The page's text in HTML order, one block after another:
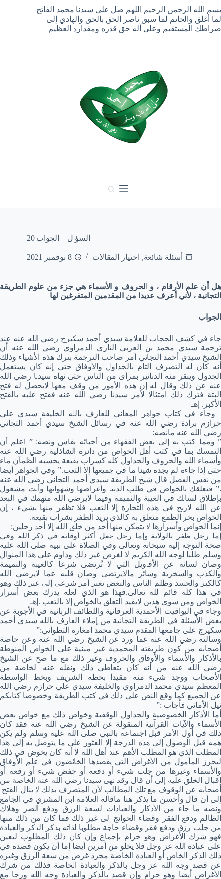
التجاوز
إلى
المحتوى
بسم الله الرحمن الرحيم اللهم صل على سيدنا محمد الفاتح
لما أغلق والخاتم لما سبق ناصر الحق بالحق والهادي إلى
صراطك المستقيم وعلى آله حق قدره ومقداره العظيم
السؤال – الجواب 20
أسئلة شائعة, اختيار المقالات 8 نوفمبر 2021
هل أن علم الأرقام ، و الحروف و الأسماء هي جزء من علوم الطريقة
التجانية ، لأني أعرف عديدا من المقدمين المتفرغين لها
الجواب
جاء في كشف الحجاب للعلامة سيدي أحمد سكيرج رضي الله عنه عند
ترجمة سيدي محمد بن العربي التازي الدمراوي رضي الله عنه أن
الشيخ سيدي أحمد التجاني أمر صاحب الترجمة بترك هذه الأشياء وذلك
أنه كان له التصرف التام بالجداول والأوفاق حتى إنه كان يستعمل
الجدول وينقر منه الدنانير بمرأى من الناس حتى نهاه سيدنا رضي الله
عنه عن ذلك وقال له إن هذه الأمور من وقف معها لايحصل له فتح
البتة فترك ذلك امتثالا لأمر سيدنا رضي الله عنه ففتح عليه بالفتح
الأكبر. إهـ
وجاء في كتاب جواهر المعاني للعارف بالله الخليفة سيدي علي
حرازم برادة رضي الله عنه في رسائل الشيخ سيدي أحمد التجاني
رضي الله عنه مانصه:
” ومما كتب به إلى بعض الفقهاء من أحبائه بفاس ونصه: ” اعلم أن
التمسك بما في كتب أهل الخواص من دائرة الشاذلية رضي الله عنه
وأسماء الله والحروف والجداول كله كسراب بقيعة يحسبه الظمآن ماء
حتى إذا جاءه لم يجده شيئا ما في جميعها إلا التعب.” وفي الجواهر أيضا
من نفس الفصل قال شيخ الطريقة سيدي أحمد التجاني رضي الله عنه
:” فتعلقك بالخواص في طلب الدنيا وأغراضها وشهواتها وأنت مشغول
بإطلاق لسانك في الغيبة والنميمة وفيما لايرضي الله منهمك في البعد
عن الله لاربح في هذه التجارة إلا التعب فلا تظفر منها بشيء ، إن
الخواص بحر الطمع متعلق به كالذي يريد الظفر بشراب بقيعة.
إنما الخواص وأسرارها لا يتمكن منها أحد من خلق الله إلا أحد رجلين:
إما رجل ظفر بالولاية وإما رجل جعل أكثر أوقاته في ذكر الله وفي
صحة التوجه إليه سبحانه وتعالى وفي الصلاة على نبيه صلى الله عليه
وسلم طلبا لوجه الله الكريم لا لغرض غير ذلك وداوم على هذا المنوال
وصان لسانه عن الأقاويل التي لا تُرتضى شرعا كالغيبة والنميمة
والكذب والسخرية وسائر مالايرتضى وصان قلبه عما لايرضي الله
كالكبر والحسد وظلم الناس والبغض بغير أمر شرعي إلى غير ذلك وهو
في هذا كله قائم لله تعالى.فهذا هو الذي لعله يدرك بعض أسرار
الخواص ومن سوى هذين لايفيد التعلق بالخواص إلا بالتعب .إهـ
وجاء في اليواقيت الأحمدية العرفانية واللطائف الربانية في الأجوبة عن
بعض الأسئلة في الطريقة التجانية من إملاء العارف بالله سيدي أحمد
سكيرج على جامعها المقدم سيدي محمد امغارة التطواني:”
وسألته رضي الله عنه عما ورد عن الشيخ رضي الله عنه وعن خاصة
أصحابه من كون طريقته المحمدية غير مبنية على الخواص المنوطة
بالأذكار والأسماء والأوفاق والحروف وغير ذلك مع ما صح عن الشيخ
رضي الله عنه من أنه كان يتعاطى ذلك ونقله عنه الخاصة من
الأصحاب ووجد شيء منه مقيدا بخطه الشريف وبخط الواسطة
المعظم سيدي محمد الدمراوي والخليفة سيدي علي حرازم رضي الله
عن الجميع كما وقع النص على ذلك في كتب الطريقة وخصوصا كتابكم
نيل الأماني فأجاب :”
أما الأذكار الخصوصية والجداول الوقفية وخواص ذلك مع خواص بعض
الأسماء والآيات القرآنية المنقولة عن الشيخ رضي الله عنه فقد كان
ذلك في أول الأمر قبل اجتماعه بالنبي صلى الله عليه وسلم ولم يكن
همه قبل الوصول إلى هذه الدرجة إلا العثور على ما يتوصل به إلى هذا
المطلب الذي هو المطلب الأهم عند أهل الله لا أنه كان يخوض في ذلك
ليحرز المأمول من الأغراض التي يقصدها الخائضون في علم الأوفاق
والأسماء وغيرها من جلب شيء أو دفعه أو خفض شيء أو رفعه أو
إقبال الخلق عليه إلى أن قال وقد نهى سيدنا رضي الله عنه الخاصة من
أصحابه عن الوقوف مع تلك المطالب لأن المتصرف بذلك لا ينال الفتح
إلى أن قال وأحسن ما يذكر هنا ماقاله العلامة ابن المشري في الجامع
ونصه ما جاء من الأذكار والعبادات لسعة الرزق ودفع الضر وهلاك
الظالم ودفع الفقر وقضاء الحوائج إلى غير ذلك فما كان من ذلك منها
من جلب رزق ودفع فقر وقضاء حاجة مطلوبا لذاته بذكر الذكر والعبادة
فهو شرك الأغراض وهو حرام بإجماع وإن كان ذلك المطلوب ليعين
على عبادة الله عز وجل فلا يخلو من أمرين أيضا إما أن يكون قصده في
ذلك الذكر الخاص أو العبادة الخاصة مجرد غرض من سعة الرزق وغيره
عن قصد وجه الله عز وجل بالذكر والعبادة الخاصة فذلك من شرك
الأغراض أيضا وهو حرام وإن قصد بالذكر والعبادة وجه الله ورجا مع